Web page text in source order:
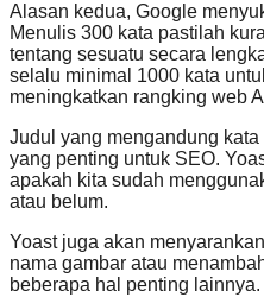
Alasan kedua, Google
Menulis 300 kata pastilah
tentang sesuatu secara
selalu minimal 1000 kata
meningkatkan rangking web
Judul yang mengandung
yang penting untuk SEO.
apakah kita sudah
atau belum.
Yoast juga akan
nama gambar atau
beberapa hal penting lainnya.